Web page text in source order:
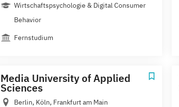
Wirtschaftspsychologie & Digital Consumer
Behavior
Fernstudium
Media University of Applied
Sciences
Berlin, Köln, Frankfurt am Main